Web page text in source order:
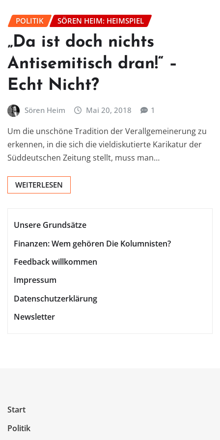
POLITIK SÖREN HEIM: HEIMSPIEL
„Da ist doch nichts
Antisemitisch dran!“ –
Echt Nicht?
Sören Heim Mai 20, 2018 1
Um die unschöne Tradition der Verallgemeinerung zu
erkennen, in die sich die vieldiskutierte Karikatur der
Süddeutschen Zeitung stellt, muss man…
WEITERLESEN
Unsere Grundsätze
Finanzen: Wem gehören Die Kolumnisten?
Feedback willkommen
Impressum
Datenschutzerklärung
Newsletter
Start
Politik